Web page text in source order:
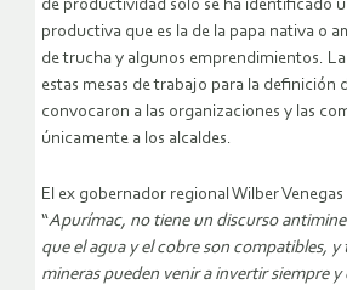
de productividad sólo se ha identificado
productiva que es la de la papa nativa o
de trucha y algunos emprendimientos.
estas mesas de trabajo para la definición
convocaron a las organizaciones y las
únicamente a los alcaldes.
El ex gobernador regional Wilber
“Apurímac, no tiene un discurso
que el agua y el cobre son compatibles, y
mineras pueden venir a invertir siempre